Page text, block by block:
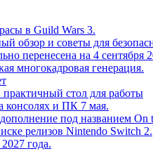
в Guild Wars 3.
обзор и советы для
перенесена на 4 сентября
многокадровая генерация.
стол для работы
консолях и ПК 7 мая.
под названием On
релизов Nintendo Switch 2.
года.